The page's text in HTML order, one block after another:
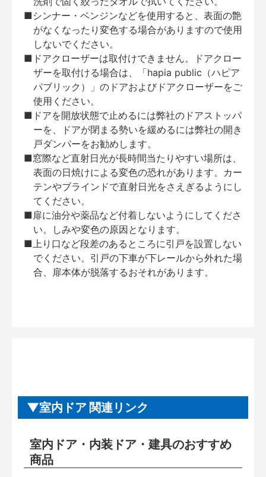
■シンナー・ベンジンなどを使用すると、表面の艶
がなくなったり変色する場合がありますので使用
しないでください。
■ドアクローザーは取付けできません。ドアクロー
ザーを取付ける場合は、「hapia public（ハピア
パブリック）」のドアおよびドアクローザーをご
使用ください。
■ドアを開放状態で止めるには弊社のドアストッパ
ーを、ドアが閉まる勢いを緩めるには弊社の開き
戸ダンパーをお勧めします。
■窓際など直射日光が長時間当たりやすい場所は、
表面の日焼けによる変色の恐れがあります。カー
テンやブラインドで直射日光をさえぎるようにし
てください。
■扉に油分や薬品など付着しないようにしてくださ
い。しみや変色の原因となります。
■上り口など段差のあるところに引戸を設置しない
でください。引戸の下車が下レールから外れた場
合、扉本体が脱落するおそれがあります。
室内ドア 関連リンク
室内ドア・内装ドア・建具のおすすめ
商品